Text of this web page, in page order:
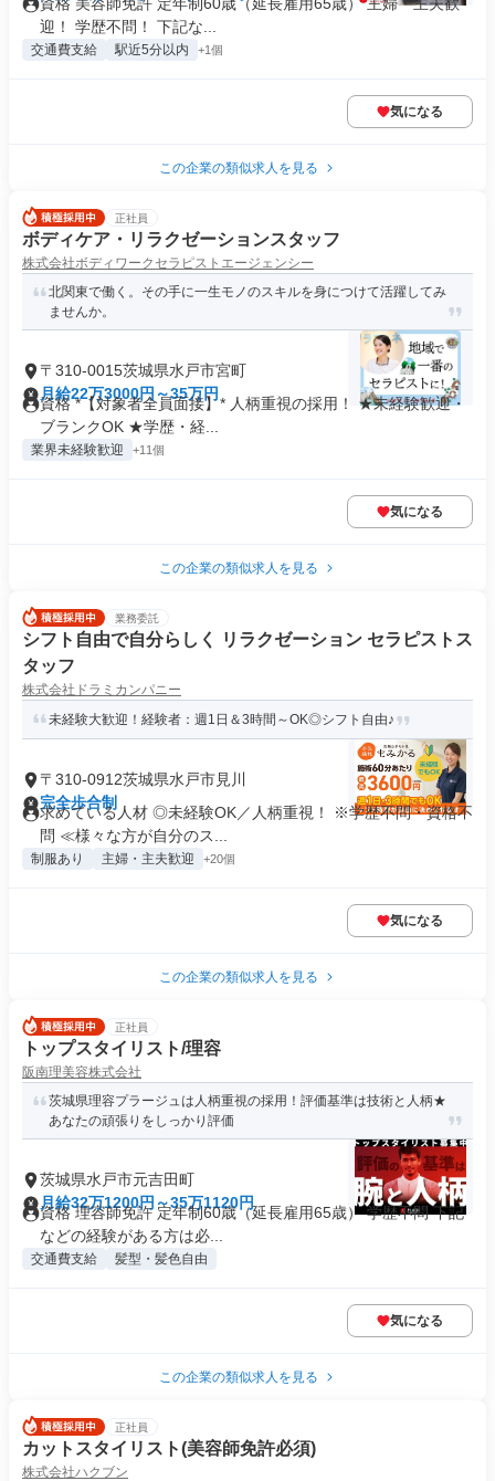
迎！ 学歴不問！ 下記な...
交通費支給 駅近5分以内 +1個
気になる
この企業の類似求人を見る
正社員
ボディケア・リラクゼーションスタッフ
株式会社ボディワークセラピストエージェンシー
北関東で働く。その手に一生モノのスキルを身につけて活躍してみ
ませんか。
〒310-0015茨城県水戸市宮町
月給22万3000円～35万円
資格 *【対象者全員面接】* 人柄重視の採用！ ★未経験歓迎・
ブランクOK ★学歴・経...
業界未経験歓迎 +11個
気になる
この企業の類似求人を見る
業務委託
シフト自由で自分らしく リラクゼーション セラピストス
タッフ
株式会社ドラミカンパニー
未経験大歓迎！経験者：週1日＆3時間～OK◎シフト自由♪
〒310-0912茨城県水戸市見川
完全歩合制
求めている人材 ◎未経験OK／人柄重視！ ※学歴不問・資格不
問 ≪様々な方が自分のス...
制服あり 主婦・主夫歓迎 +20個
気になる
この企業の類似求人を見る
正社員
トップスタイリスト/理容
阪南理美容株式会社
茨城県理容プラージュは人柄重視の採用！評価基準は技術と人柄★
あなたの頑張りをしっかり評価
茨城県水戸市元吉田町
月給32万1200円～35万1120円
資格 理容師免許 定年制60歳（延長雇用65歳） 学歴不問 下記
などの経験がある方は必...
交通費支給 髪型・髪色自由
気になる
この企業の類似求人を見る
正社員
カットスタイリスト(美容師免許必須)
株式会社ハクブン